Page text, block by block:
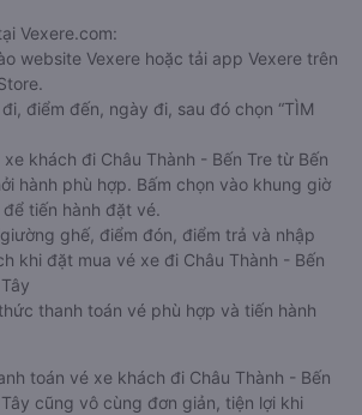
Vexere.com:
website Vexere hoặc tải app Vexere trên
điểm đến, ngày đi, sau đó chọn “TÌM
khách đi Châu Thành - Bến Tre từ Bến
hành phù hợp. Bấm chọn vào khung giờ
tiến hành đặt vé.
ghế, điểm đón, điểm trả và nhập
khi đặt mua vé xe đi Châu Thành - Bến
thanh toán vé phù hợp và tiến hành
toán vé xe khách đi Châu Thành - Bến
cũng vô cùng đơn giản, tiện lợi khi